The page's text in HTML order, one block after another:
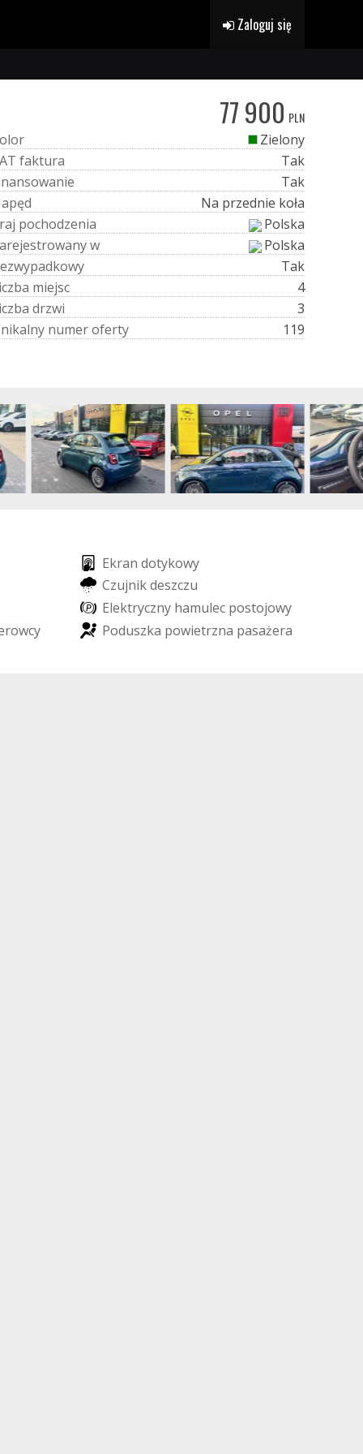
Zaloguj się
77 900 PLN
olor
Zielony
AT faktura
Tak
nansowanie
Tak
apęd
Na przednie koła
raj pochodzenia
Polska
arejestrowanyw
Polska
ezwypadkowy
Tak
iczba miejsc
4
iczba drzwi
3
nikalny numeroferty 119
Ekran dotykowy
Czujnik deszczu
Elektryczny hamulec postojowy
rowcy Poduszka powietrzna pasażera